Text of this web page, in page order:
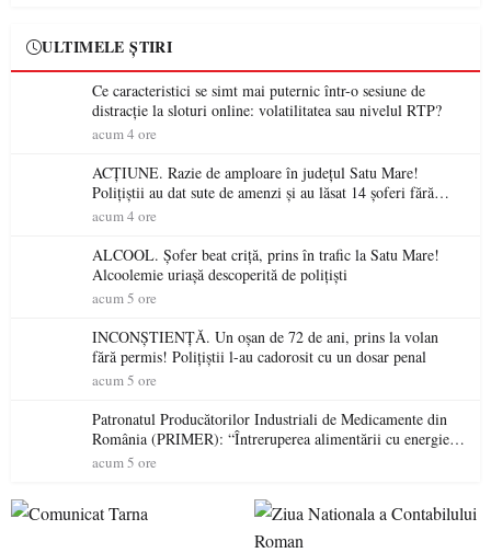
ULTIMELE ȘTIRI
Ce caracteristici se simt mai puternic într-o sesiune de
distracție la sloturi online: volatilitatea sau nivelul RTP?
acum 4 ore
ACȚIUNE. Razie de amploare în județul Satu Mare!
Polițiștii au dat sute de amenzi și au lăsat 14 șoferi fără
permis într-o singură zi
acum 4 ore
ALCOOL. Șofer beat criță, prins în trafic la Satu Mare!
Alcoolemie uriașă descoperită de polițiști
acum 5 ore
INCONȘTIENȚĂ. Un oșan de 72 de ani, prins la volan
fără permis! Polițiștii l-au cadorosit cu un dosar penal
acum 5 ore
Patronatul Producătorilor Industriali de Medicamente din
România (PRIMER): “Întreruperea alimentării cu energie
electrică a fabricilor de medicamente va pune în pericol
acum 5 ore